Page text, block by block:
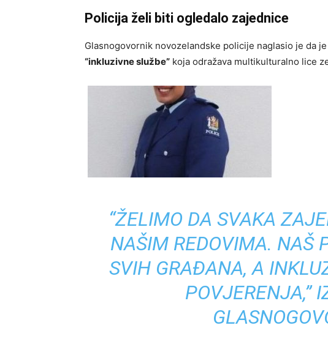
Policija želi biti ogledalo zajednice
Glasnogovornik novozelandske policije naglasio je da
“inkluzivne službe” koja odražava multikulturalno lice
“ŽELIMO DA SVAKA
NAŠIM REDOVIMA. NAŠ
SVIH GRAĐANA, A
POVJERENJA,”